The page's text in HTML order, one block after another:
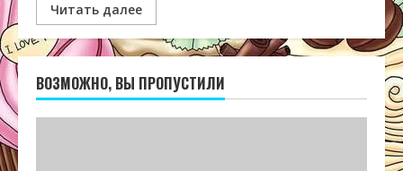
Читать далее
ВОЗМОЖНО, ВЫ ПРОПУСТИЛИ